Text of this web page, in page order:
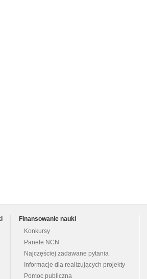
Finansowanie nauki
Konkursy
Panele NCN
Najczęściej zadawane pytania
Informacje dla realizujących projekty
Pomoc publiczna